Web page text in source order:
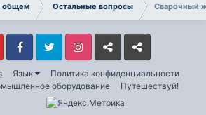
общем Остальные вопросы Сварочный
Язык
Политика конфиденциальности
оборудование Путешествуй!
FacebookTwitter InstagramLivejournalOdnoklassniki